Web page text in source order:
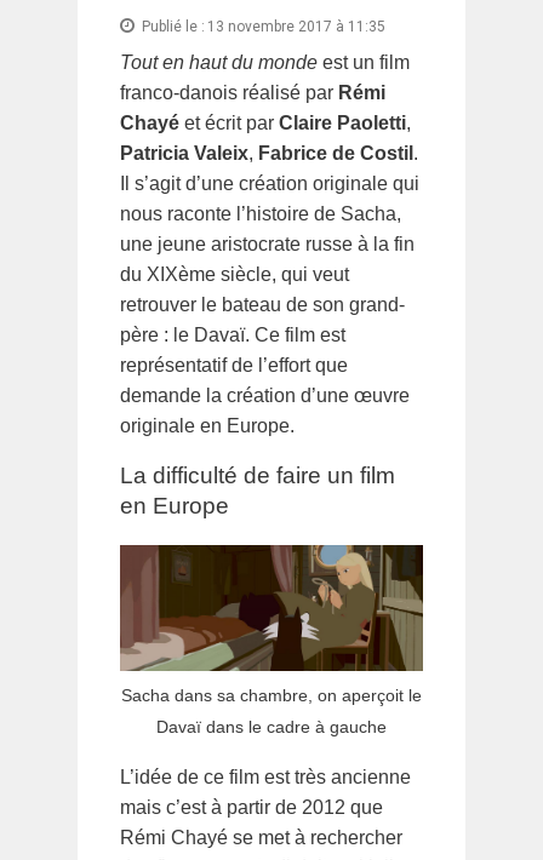
Publié le : 13 novembre 2017 à 11:35
Tout en haut du monde est un film
franco-danois réalisé par Rémi
Chayé et écrit par Claire Paoletti,
Patricia Valeix, Fabrice de Costil .
Il s’agit d’une création originale qui
nous raconte l’histoire de Sacha,
une jeune aristocrate russe à la fin
du XIXème siècle, qui veut
retrouver le bateau de son grand-
père : le Davaï. Ce film est
représentatif de l’effort que
demande la création d’une œuvre
originale en Europe.
La difficulté de faire un film
en Europe
Sacha dans sa chambre, on aperçoit le
Davaï dans le cadre à gauche
L’idée de ce film est très ancienne
mais c’est à partir de 2012 que
Rémi Chayé se met à rechercher